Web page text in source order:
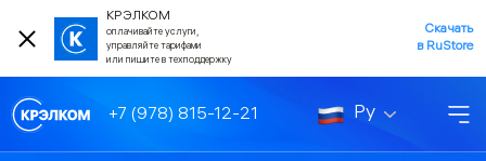
КРЭЛКОМ
оплачивайте услуги,
управляйте тарифами
или пишите в техподдержку
Скачать
в RuStore
+7 (978) 815-12-21 Ру